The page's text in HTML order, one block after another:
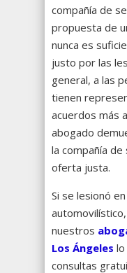
compañía de
propuesta de
nunca es
justo por las
general, a las
tienen
acuerdos más
abogado
la compañía
oferta justa.
Si se lesionó
automovilístico,
nuestros
Los Ángeles
consultas